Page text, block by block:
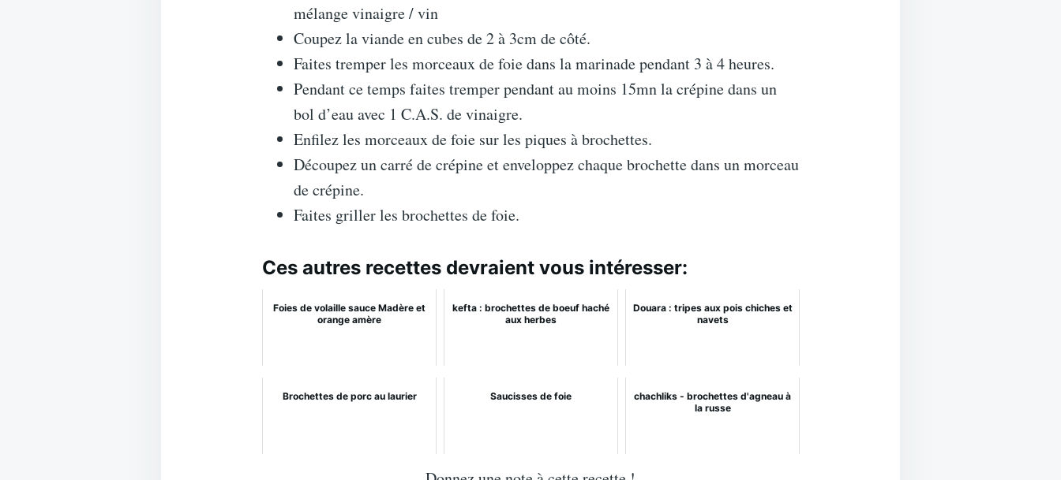
mélange vinaigre / vin
Coupez la viande en cubes de 2 à 3cm de côté.
Faites tremper les morceaux de foie dans la marinade pendant 3 à 4 heures.
Pendant ce temps faites tremper pendant au moins 15mn la crépine dans un
bol d’eau avec 1 C.A.S. de vinaigre.
Enfilez les morceaux de foie sur les piques à brochettes.
Découpez un carré de crépine et enveloppez chaque brochette dans un morceau
de crépine.
Faites griller les brochettes de foie.
Ces autres recettes devraient vous intéresser:
Foies de volaille sauce Madère et
orange amère
kefta : brochettes de boeuf haché
aux herbes
Douara : tripes aux pois chiches et
navets
Brochettes de porc au laurier Saucisses de foie
chachliks - brochettes d'agneau à
la russe